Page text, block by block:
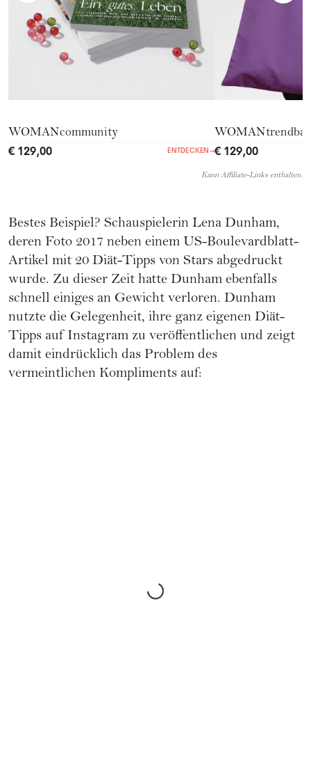
WOMANcommunity
€ 129,00 ENTDECKEN →€ 129,00
Kann Affiliate-Links enthalten.
Bestes Beispiel? Schauspielerin Lena Dunham,
deren Foto 2017 neben einem US-Boulevardblatt-
Artikel mit 20 Diät-Tipps von Stars abgedruckt
wurde. Zu dieser Zeit hatte Dunham ebenfalls
schnell einiges an Gewicht verloren. Dunham
nutzte die Gelegenheit, ihre ganz eigenen Diät-
Tipps auf Instagram zu veröffentlichen und zeigt
damit eindrücklich das Problem des
vermeintlichen Kompliments auf: